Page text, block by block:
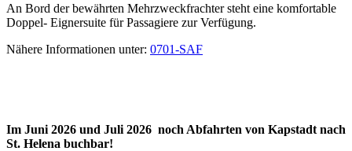
An Bord der bewährten Mehrzweckfrachter steht eine komfortable
Doppel- Eignersuite für Passagiere zur Verfügung.
Nähere Informationen unter: 0701-SAF
Im Juni 2026 und Juli 2026 noch Abfahrten von Kapstadt nach
St. Helena buchbar!